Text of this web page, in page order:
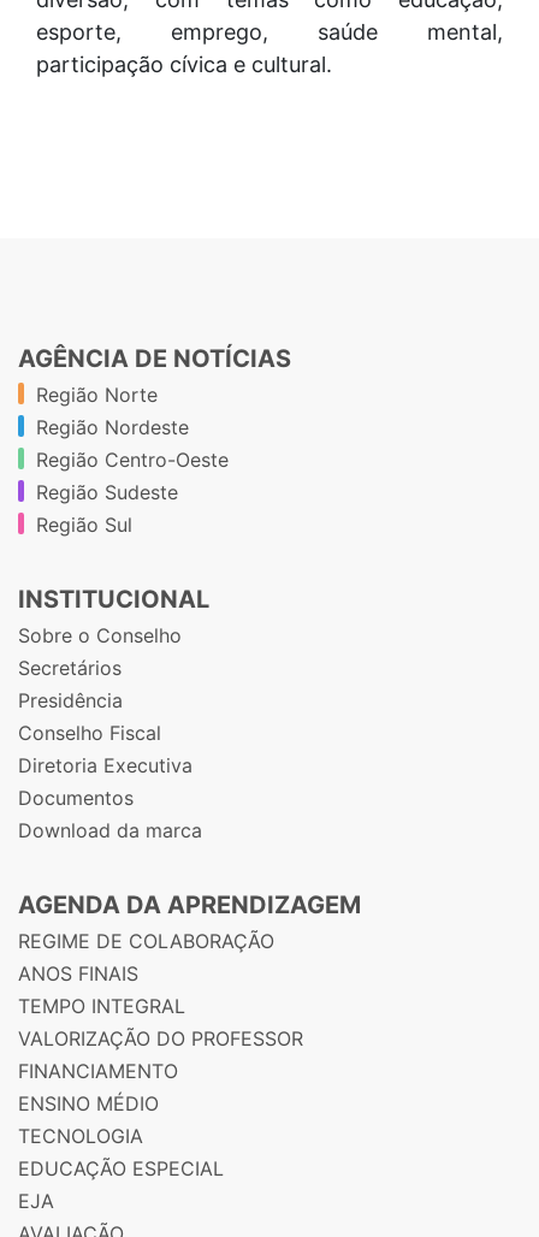
esporte, emprego, saúde mental,
participação cívica e cultural.
AGÊNCIA DE NOTÍCIAS
Região Norte
Região Nordeste
Região Centro-Oeste
Região Sudeste
Região Sul
INSTITUCIONAL
Sobre o Conselho
Secretários
Presidência
Conselho Fiscal
Diretoria Executiva
Documentos
Download da marca
AGENDA DA APRENDIZAGEM
REGIME DE COLABORAÇÃO
ANOS FINAIS
TEMPO INTEGRAL
VALORIZAÇÃO DO PROFESSOR
FINANCIAMENTO
ENSINO MÉDIO
TECNOLOGIA
EDUCAÇÃO ESPECIAL
EJA